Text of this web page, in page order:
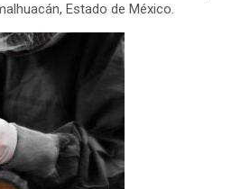
Estado de México.